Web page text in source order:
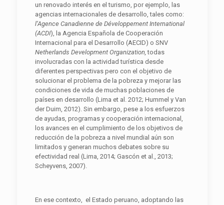
un renovado interés en el turismo, por ejemplo, las
agencias internacionales de desarrollo, tales como:
l’Agence Canadienne de Développement International
(ACDI), la Agencia Española de Cooperación
Internacional para el Desarrollo (AECID) o SNV
Netherlands Development Organization,todas
involucradas con la actividad turística desde
diferentes perspectivas pero con el objetivo de
solucionar el problema de la pobreza y mejorar las
condiciones de vida de muchas poblaciones de
países en desarrollo (Lima et al. 2012; Hummel y Van
der Duim, 2012). Sin embargo, pese a los esfuerzos
de ayudas, programas y cooperación internacional,
los avances en el cumplimiento de los objetivos de
reducción de la pobreza a nivel mundial aún son
limitados y generan muchos debates sobre su
efectividad real (Lima, 2014; Gascón et al., 2013;
Scheyvens, 2007).
En ese contexto, el Estado peruano, adoptando las